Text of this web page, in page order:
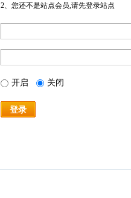
2、您还不是站点会员,请先登录站点
开启 关闭
登录